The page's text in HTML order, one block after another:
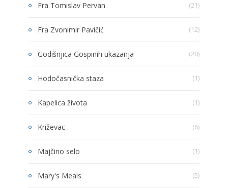
Fra Tomislav Pervan (21)
Fra Zvonimir Pavičić (12)
Godišnjica Gospinih ukazanja (20)
Hodočasnička staza (1)
Kapelica života (1)
Križevac (6)
Majčino selo (1)
Mary's Meals (5)